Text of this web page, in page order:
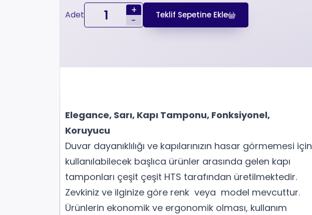
Adet
+
-
Teklif Sepetine Ekle
Elegance, Sarı, Kapı Tamponu, Fonksiyonel,
Koruyucu
Duvar dayanıklılığı ve kapılarınızın hasar görmemesi için
kullanılabilecek başlıca ürünler arasında gelen kapı
tamponları çeşit çeşit HTS tarafından üretilmektedir.
Zevkiniz ve ilginize göre renk veya model mevcuttur.
Ürünlerin ekonomik ve ergonomik olması, kullanım